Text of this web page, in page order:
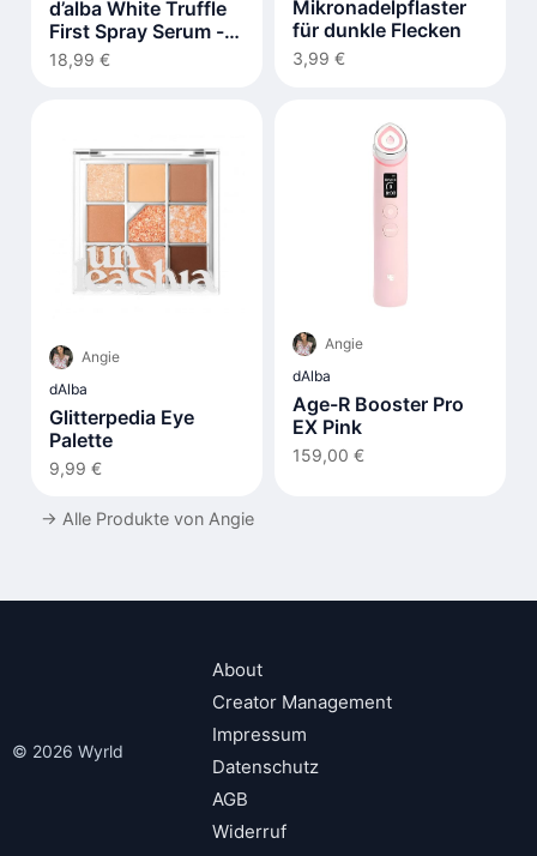
d’alba White Truffle
First Spray Serum -
100ml
18,99 €
Mikronadelpflaster
für dunkle Flecken
3,99 €
Angie
dAlba
Glitterpedia Eye
Palette
9,99 €
Angie
dAlba
Age-R Booster Pro
EX Pink
159,00 €
→ Alle Produkte von Angie
© 2026 Wyrld
About
Creator Management
Impressum
Datenschutz
AGB
Widerruf